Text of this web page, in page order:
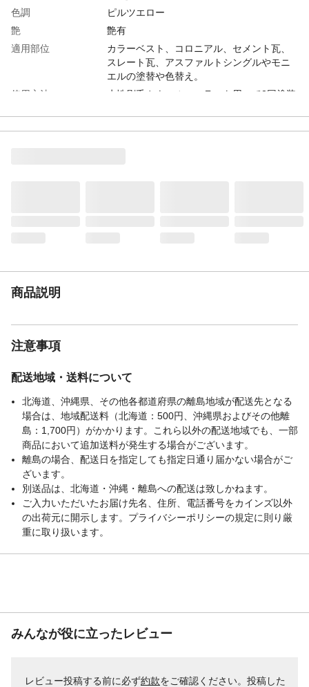
色調
ピルツエロー
艶
艶有
適用部位
カラーベスト、コロニアル、セメント瓦、
スレート瓦、アスファルトシングルやモニ
エルの塗替や色替え。
使用方法
水性刷毛やウールローラーを用いて2回塗装
漏水の原因になりますので、上塗の前に縁
は、錆が発生していなければ、軽くサンデ
商品説明
注意事項
配送地域・送料について
北海道、沖縄県、その他各都道府県の離島地域が配送先となる
場合は、地域配送料（北海道：500円、沖縄県およびその他離
島：1,700円）がかかります。これら以外の配送地域でも、一部
商品において追加送料が発生する場合がございます。
離島の場合、配送日を指定しても指定日通り届かない場合がご
ざいます。
別送品は、北海道・沖縄・離島への配送は致しかねます。
ご入力いただいたお届け先名、住所、電話番号をカインズ以外
の出荷元に開示します。プライバシーポリシーの規定に則り厳
重に取り扱います。
みんなが役に立ったレビュー
レビュー投稿する前に必ず約款をご確認ください。投稿した